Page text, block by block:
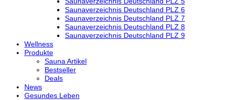
Saunaverzeichnis Deutschland PLZ 6
Saunaverzeichnis Deutschland PLZ 7
Saunaverzeichnis Deutschland PLZ 8
Saunaverzeichnis Deutschland PLZ 9
Wellness
Produkte
Sauna Artikel
Bestseller
Deals
News
Gesundes Leben